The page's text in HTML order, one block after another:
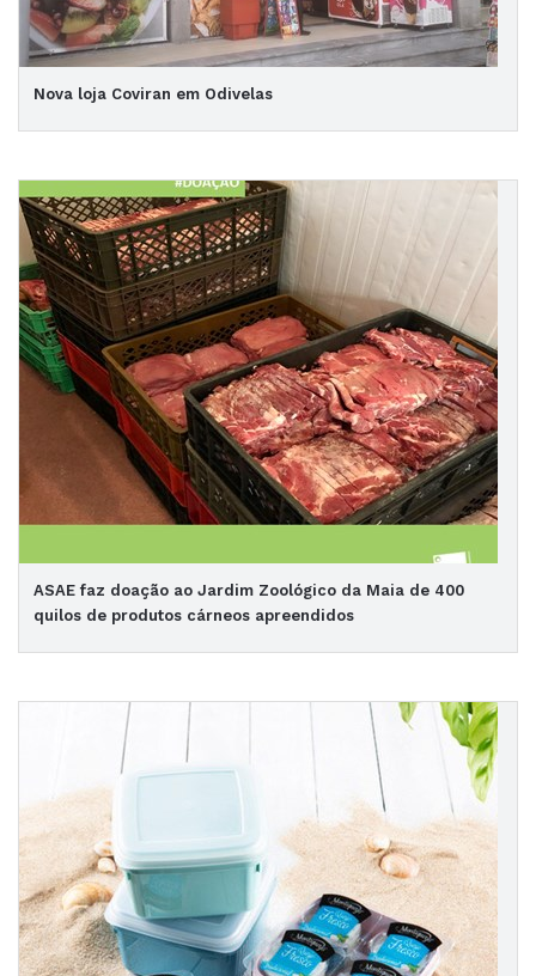
Nova loja Coviran em Odivelas
ASAE faz doação ao Jardim Zoológico da Maia de 400
quilos de produtos cárneos apreendidos